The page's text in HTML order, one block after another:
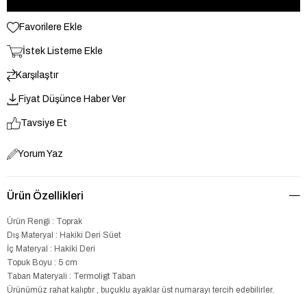
Favorilere Ekle
İstek Listeme Ekle
Karşılaştır
Fiyat Düşünce Haber Ver
Tavsiye Et
Yorum Yaz
Ürün Özellikleri
Ürün Rengi : Toprak
Dış Materyal : Hakiki Deri Süet
İç Materyal : Hakiki Deri
Topuk Boyu : 5 cm
Taban Materyali : Termoligt Taban
Ürünümüz rahat kalıptır , buçuklu ayaklar üst numarayı tercih edebilirler.